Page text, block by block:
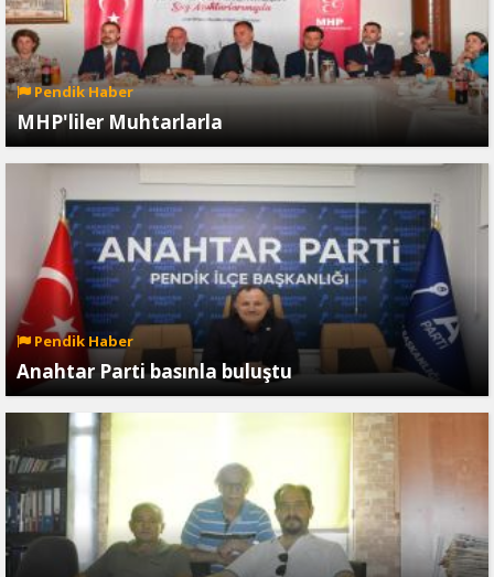
Pendik Haber
MHP'liler Muhtarlarla
Pendik Haber
Anahtar Parti basınla buluştu